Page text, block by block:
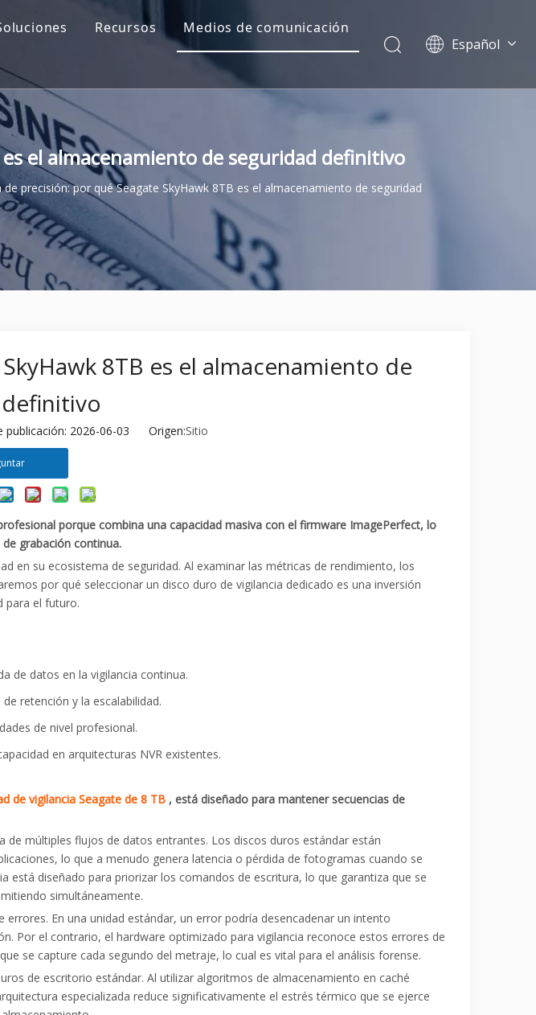
Recursos
Medios de comunicación
Español
norsk språk
English
el almacenamiento de seguridad definitivo
de precisión: por qué Seagate SkyHawk 8TB es el almacenamiento de seguridad
8TB es el almacenamiento de
2026-06-03 Origen:Sitio
porque combina una capacidad masiva con el firmware ImagePerfect, lo
grabación continua.
en su ecosistema de seguridad. Al examinar las métricas de rendimiento, los
por qué seleccionar un disco duro de vigilancia dedicado es una inversión
para el futuro.
de datos en la vigilancia continua.
retención y la escalabilidad.
de nivel profesional.
en arquitecturas NVR existentes.
de vigilancia Seagate de 8 TB , está diseñado para mantener secuencias de
de múltiples flujos de datos entrantes. Los discos duros estándar están
lo que a menudo genera latencia o pérdida de fotogramas cuando se
está diseñado para priorizar los comandos de escritura, lo que garantiza que se
simultáneamente.
En una unidad estándar, un error podría desencadenar un intento
Por el contrario, el hardware optimizado para vigilancia reconoce estos errores de
se capture cada segundo del metraje, lo cual es vital para el análisis forense.
de escritorio estándar. Al utilizar algoritmos de almacenamiento en caché
especializada reduce significativamente el estrés térmico que se ejerce